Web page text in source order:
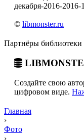
декабря-2016-2016-
© libmonster.ru
Партнёры библиотеки
Создайте свою
цифровом виде.
Главная
›
Фото
›